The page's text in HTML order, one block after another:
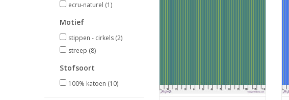
ecru-naturel (1)
Motief
stippen - cirkels (2)
streep (8)
Stofsoort
100% katoen (10)